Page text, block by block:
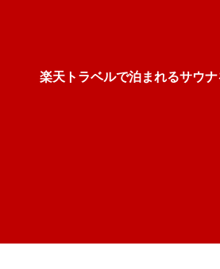
楽天トラベルで泊まれるサウ